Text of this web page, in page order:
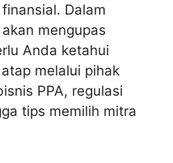
Dalam
mengupas
Anda ketahui
melalui pihak
PPA, regulasi
tips memilih mitra